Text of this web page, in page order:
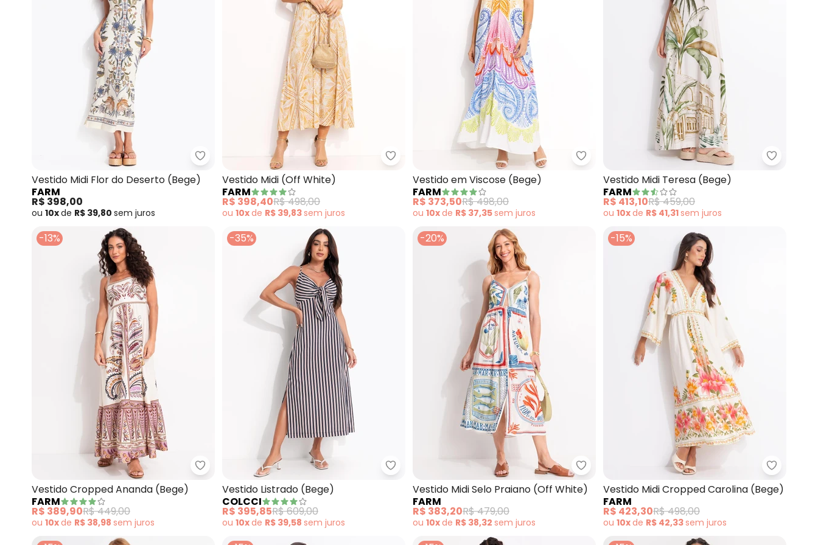
Farm - Vestido Midi Flor do Deserto (Bege)
Vestido Midi Flor do Deserto (Bege)
FARM
R$ 398,00
ou 10xde R$ 39,80 sem juros
Farm - Vestido Midi (Off White)
Vestido Midi (Off White)
FARM
R$ 398,40R$ 498,00
ou 10xde R$ 39,83sem juros
Farm - Vestido em Viscose (Bege)
Vestido em Viscose (Bege)
FARM
R$ 373,50R$ 498,00
ou 10xde R$ 37,35sem juros
Farm -
Vestido Midi Teresa (Bege)
FARM
R$ 413,10R$ 459,00
ou 10xde R$ 41,31sem juros
-13%
Farm - Vestido Cropped Ananda (Bege)
Vestido Cropped Ananda (Bege)
FARM
R$ 389,90R$ 449,00
ou 10xde R$ 38,98 sem juros
-35%
Colcci - Vestido Listrado (Bege)
Vestido Listrado (Bege)
COLCCI
R$ 395,85R$ 609,00
ou 10xde R$ 39,58 sem juros
-20%
Farm - Vestido Midi Selo Praiano (Off White)
Vestido Midi Selo Praiano (Off White)
FARM
R$ 383,20R$ 479,00
ou 10xde R$ 38,32 sem juros
-15%
Farm -
Vestido Midi Cropped Carolina (Bege)
FARM
R$ 423,30R$ 498,00
ou 10xde R$ 42,33sem juros